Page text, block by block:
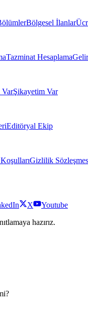
Bölgesel İlanlar
Tazminat Hesaplama
VarŞikayetim Var
Editöryal Ekip
Gizlilik
X
Youtube
hazırız.